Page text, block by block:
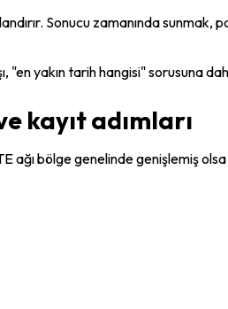
Sonucu zamanında sunmak,
yakın tarih hangisi" sorusuna
kayıt adımları
ağı bölge genelinde genişlemiş